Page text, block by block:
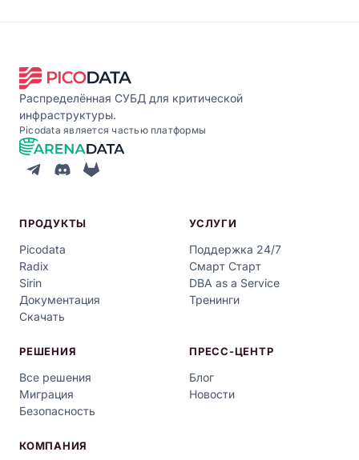
Распределённая СУБД для критической
инфраструктуры.
Picodata является частью платформы
ПРОДУКТЫ
Picodata
Radix
Sirin
Документация
Скачать
УСЛУГИ
Поддержка 24/7
Смарт Старт
DBA as a Service
Тренинги
РЕШЕНИЯ
Все решения
Миграция
Безопасность
ПРЕСС-ЦЕНТР
Блог
Новости
КОМПАНИЯ